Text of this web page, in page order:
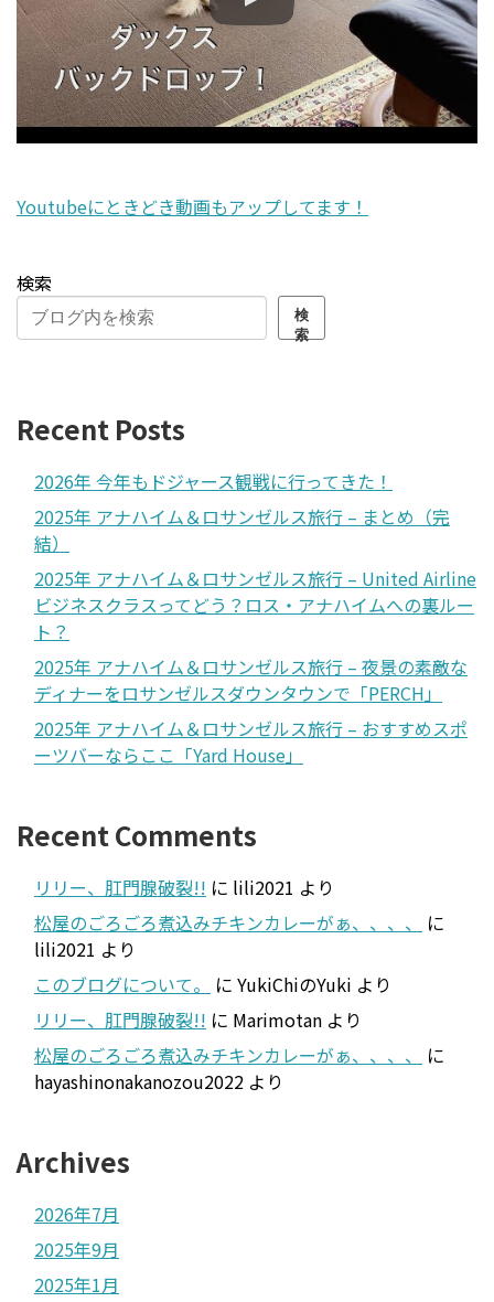
Youtubeにときどき動画もアップしてます！
検索
検
索
Recent Posts
2026年 今年もドジャース観戦に行ってきた！
2025年 アナハイム＆ロサンゼルス旅行 – まとめ（完
結）
2025年 アナハイム＆ロサンゼルス旅行 – United Airline
ビジネスクラスってどう？ロス・アナハイムへの裏ルー
ト？
2025年 アナハイム＆ロサンゼルス旅行 – 夜景の素敵な
ディナーをロサンゼルスダウンタウンで「PERCH」
2025年 アナハイム＆ロサンゼルス旅行 – おすすめスポ
ーツバーならここ「Yard House」
Recent Comments
リリー、肛門腺破裂!! に lili2021 より
松屋のごろごろ煮込みチキンカレーがぁ、、、、
に
lili2021 より
このブログについて。
に YukiChiのYuki より
リリー、肛門腺破裂!! に Marimotan より
松屋のごろごろ煮込みチキンカレーがぁ、、、、
に
hayashinonakanozou2022 より
Archives
2026年7月
2025年9月
2025年1月